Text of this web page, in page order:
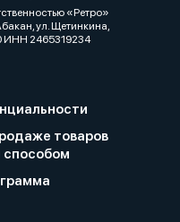
«Ретро»
ул. Щетинкина,
ИНН 2465319234
товаров